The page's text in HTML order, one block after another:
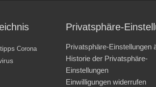
Corona
Privatsphäre-
Privatsphäre-Einstellungen
Historie der Privatsphäre-
Einstellungen
Einwilligungen widerrufen